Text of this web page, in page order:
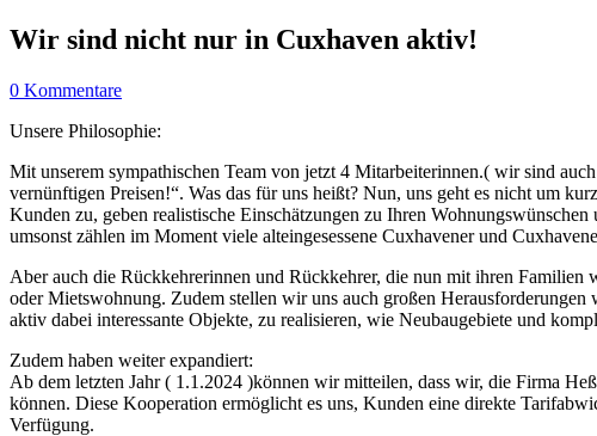
Wir sind nicht nur in Cuxhaven aktiv!
0 Kommentare
Unsere Philosophie:
Mit unserem sympathischen Team von jetzt 4 Mitarbeiterinnen.( wir sind
vernünftigen Preisen!“. Was das für uns heißt? Nun, uns geht es nicht um
Kunden zu, geben realistische Einschätzungen zu Ihren
umsonst zählen im Moment viele alteingesessene Cuxhavener und
Aber auch die Rückkehrerinnen und Rückkehrer, die nun mit ihren
oder Mietswohnung. Zudem stellen wir uns auch großen
aktiv dabei interessante Objekte, zu realisieren, wie Neubaugebiete und
Zudem haben weiter expandiert:
Ab dem letzten Jahr ( 1.1.2024 )können wir mitteilen, dass wir, die Firma
können. Diese Kooperation ermöglicht es uns, Kunden eine direkte
Verfügung.